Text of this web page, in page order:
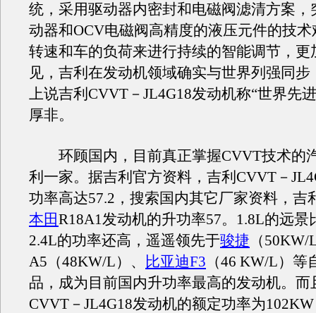
统，采用驱动器内密封和电磁阀滤清方案
动器和OCV电磁阀高精度的液压元件的技
转速和车的负荷来进行持续的智能调节，更
见，吉利在发动机领域确实与世界列强同步
上说吉利CVVT－JL4G18发动机称“世界先
厚非。
环顾国内，目前真正掌握CVVT技术的
利一家。据吉利官方资料，吉利CVVT－
功率高达57.2，搜索国内其它厂家资料，吉
本田R18A1发动机的升功率57。1.8L的远景
2.4L的功率还高，遥遥领先于骏捷 （
A5（48KW/L）、
比亚迪F3 （46 KW/L）等
品，成为目前国内升功率最高的发动机。而
CVVT－JL4G18发动机的额定功率为